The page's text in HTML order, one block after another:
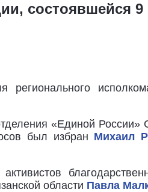
состоявшейся
регионального
«Единой России»
был избран Михаил
области Павла